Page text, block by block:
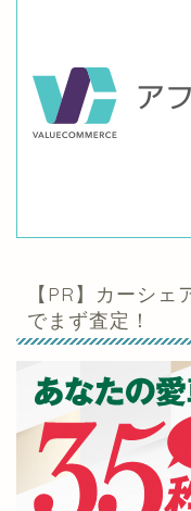
【PR】カーシ
でまず査定！